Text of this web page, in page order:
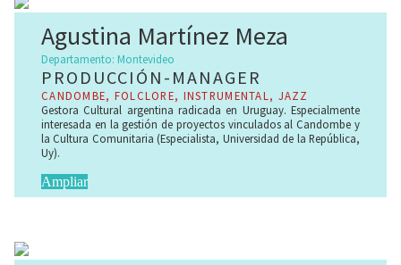
Como Productora actualmente compone, arregla y produce su
proyecto solista desde el 2018 Mikella Mood que fusiona jazz con
subgéneros de la música electrónica como el trip hop, chill out y
otros. Durante el 2021 grabó con su quinteto sencillos y videoclips
disponibles en todas las plataformas. En enero del 2023 lanzó su
segundo disco «Segundo Intento» bajo el seudónimo del
quinteto Mikella Mood
Agustina Martínez Meza
Departamento: Montevideo
PRODUCCIÓN-MANAGER
CANDOMBE, FOLCLORE, INSTRUMENTAL, JAZZ​
Gestora Cultural argentina radicada en Uruguay. Especialmente
interesada en la gestión de proyectos vinculados al Candombe y
la Cultura Comunitaria (Especialista, Universidad de la República,
Uy).
Ampliar